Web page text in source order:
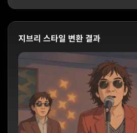
지브리 스타일 변환 결과